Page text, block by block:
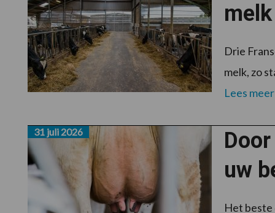
melk
Drie
melk, zo
Lees meer
uw
31 juli 2026
Het beste